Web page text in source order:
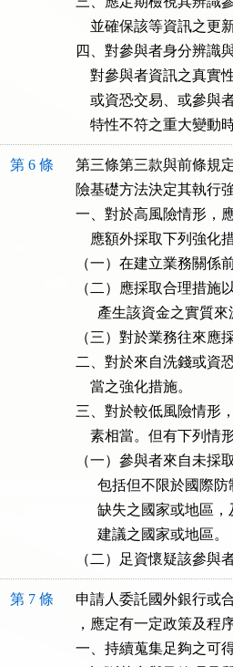
並確保該等資訊之更
四、對參與者身分辨識
對參與者資訊之真
或資恐交易、或參
特性不符之重大變
第 6 條
第三條第三款與前條規
險基礎方法決定其執行
一、對於高風險情形，
應額外採取下列強化
（一）在建立業務關係
（二）應採取合理措施
產生該資金之實質來
（三）對於業務往來應
二、對於來自洗錢或資
    當之強化措施。
三、對於較低風險情形
素相當。但有下列
（一）參與者來自未採
包括但不限於國
缺失之國家或地
      建議之國家或地區。
（二）足資懷疑該參與
第 7 條
申請人委託國外銀行或
，應定有一定政策及程
一、持續蒐集足夠之可